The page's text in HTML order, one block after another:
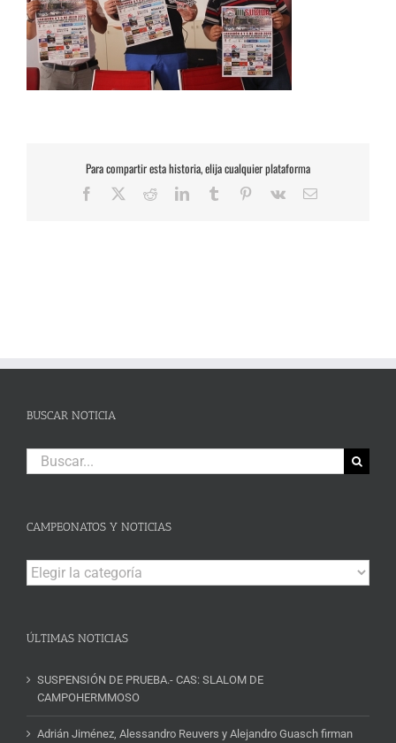
Para compartir esta historia, elija cualquier plataforma
Facebook RedditLinkedInTumblr Pinterest
Vk
Correo
BUSCAR NOTICIA
Buscar:
CAMPEONATOS Y NOTICIAS
Campeonatos
y
ÚLTIMAS NOTICIAS
SUSPENSIÓN DE PRUEBA.- CAS: SLALOM DE
CAMPOHERMMOSO
Adrián Jiménez, Alessandro Reuvers y Alejandro Guasch firman